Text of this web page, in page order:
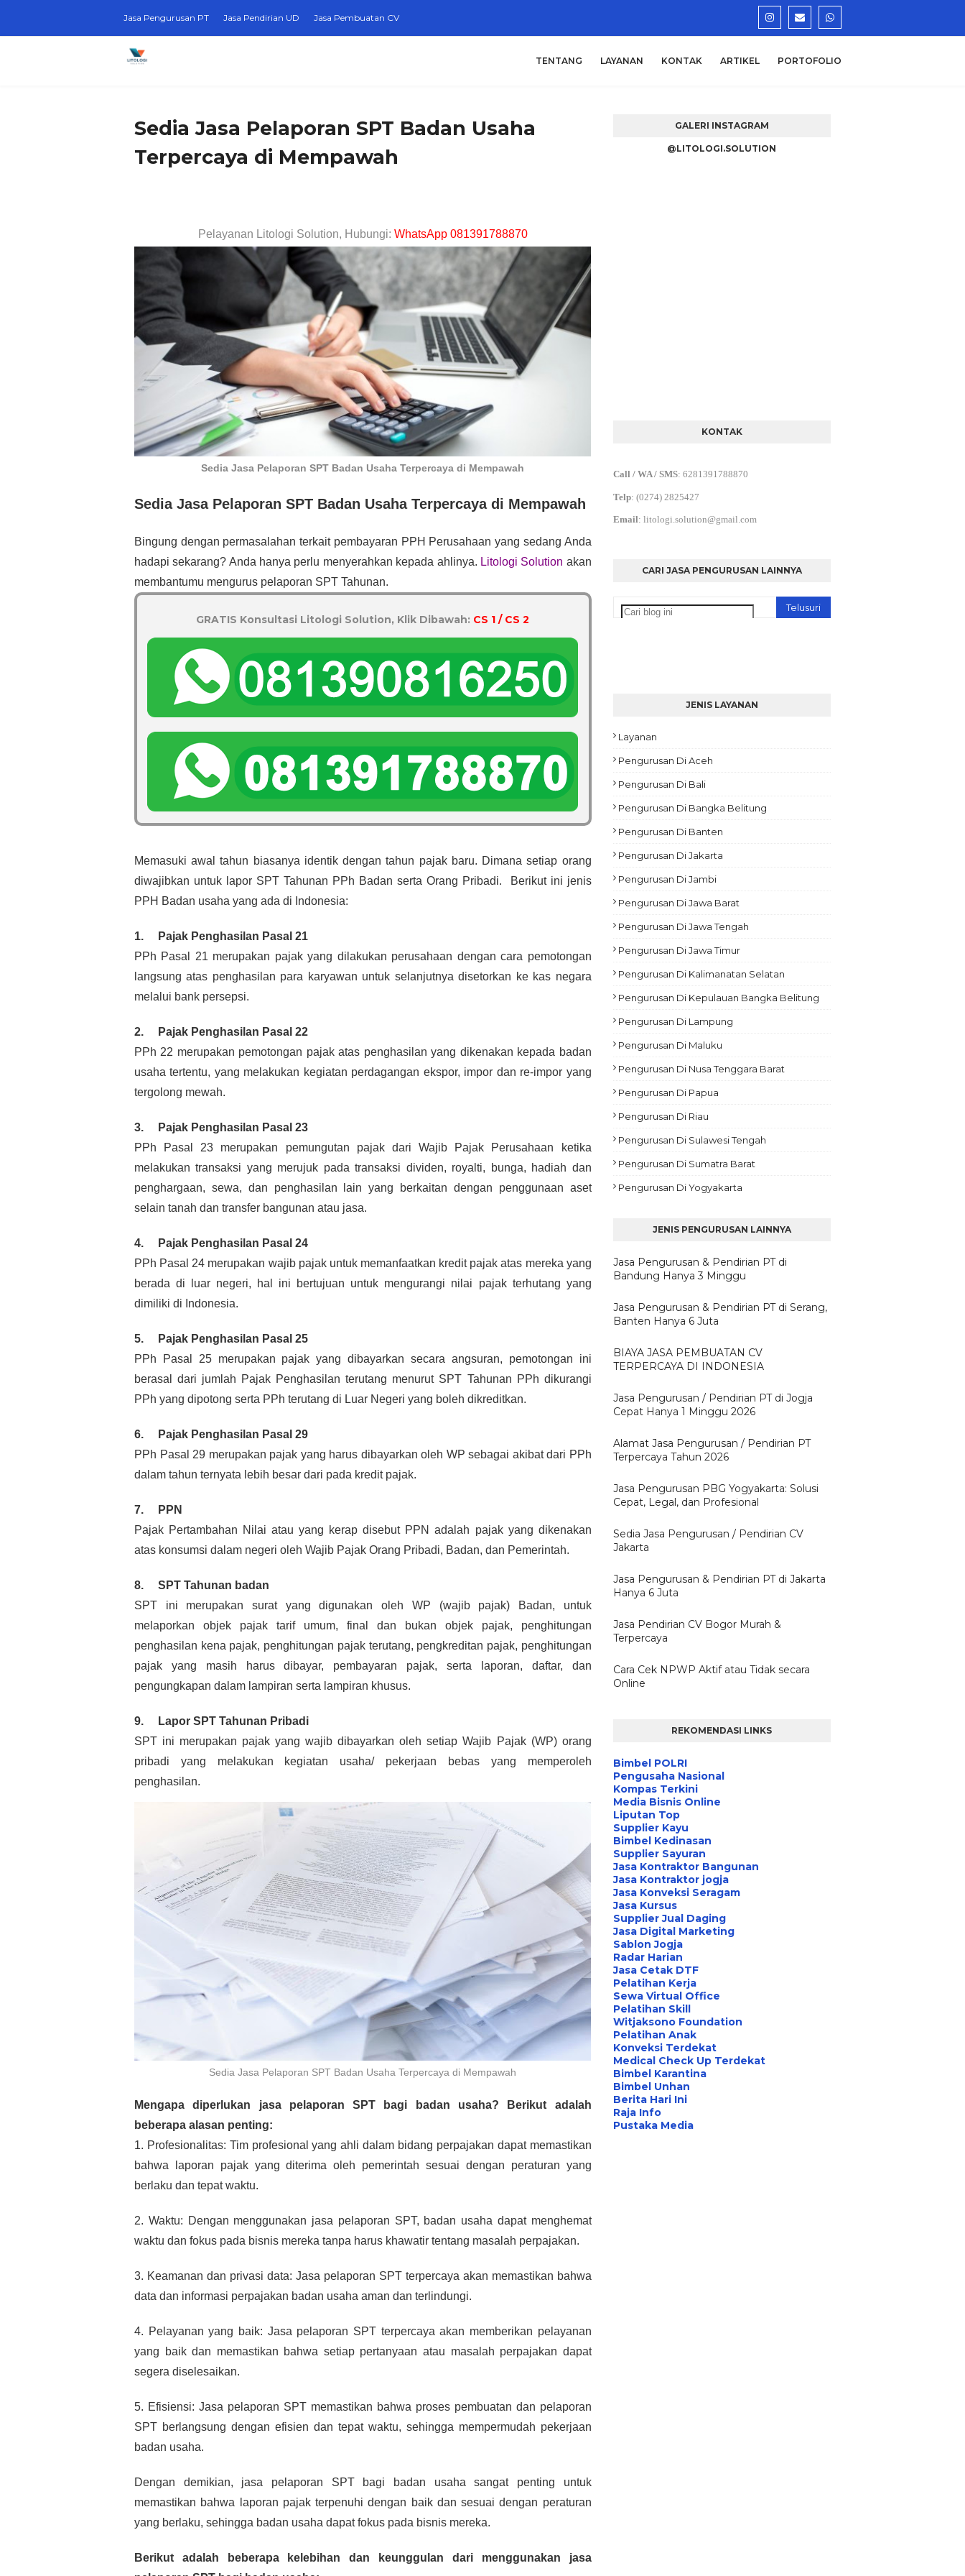
Jasa Pengurusan PT Jasa Pendirian UD Jasa Pembuatan CV
TENTANG LAYANAN KONTAK ARTIKEL PORTOFOLIO
Sedia Jasa Pelaporan SPT Badan Usaha
Terpercaya di Mempawah
Pelayanan Litologi Solution, Hubungi: WhatsApp 081391788870
Sedia Jasa Pelaporan SPT Badan Usaha Terpercaya di Mempawah
Sedia Jasa Pelaporan SPT Badan Usaha Terpercaya di Mempawah
Bingung dengan permasalahan terkait pembayaran PPH Perusahaan yang sedang Anda
hadapi sekarang? Anda hanya perlu menyerahkan kepada ahlinya. Litologi Solution akan
membantumu mengurus pelaporan SPT Tahunan.
GRATIS Konsultasi Litologi Solution, Klik Dibawah: CS 1 / CS 2
Memasuki awal tahun biasanya identik dengan tahun pajak baru. Dimana setiap orang
diwajibkan untuk lapor SPT Tahunan PPh Badan serta Orang Pribadi.  Berikut ini jenis
PPH Badan usaha yang ada di Indonesia:
1.     Pajak Penghasilan Pasal 21
PPh Pasal 21 merupakan pajak yang dilakukan perusahaan dengan cara pemotongan
langsung atas penghasilan para karyawan untuk selanjutnya disetorkan ke kas negara
melalui bank persepsi.
2.     Pajak Penghasilan Pasal 22
PPh 22 merupakan pemotongan pajak atas penghasilan yang dikenakan kepada badan
usaha tertentu, yang melakukan kegiatan perdagangan ekspor, impor dan re-impor yang
tergolong mewah.
3.     Pajak Penghasilan Pasal 23
PPh Pasal 23 merupakan pemungutan pajak dari Wajib Pajak Perusahaan ketika
melakukan transaksi yang merujuk pada transaksi dividen, royalti, bunga, hadiah dan
penghargaan, sewa, dan penghasilan lain yang berkaitan dengan penggunaan aset
selain tanah dan transfer bangunan atau jasa.
4.     Pajak Penghasilan Pasal 24
PPh Pasal 24 merupakan wajib pajak untuk memanfaatkan kredit pajak atas mereka yang
berada di luar negeri, hal ini bertujuan untuk mengurangi nilai pajak terhutang yang
dimiliki di Indonesia.
5.     Pajak Penghasilan Pasal 25
PPh Pasal 25 merupakan pajak yang dibayarkan secara angsuran, pemotongan ini
berasal dari jumlah Pajak Penghasilan terutang menurut SPT Tahunan PPh dikurangi
PPh yang dipotong serta PPh terutang di Luar Negeri yang boleh dikreditkan.
6.     Pajak Penghasilan Pasal 29
PPh Pasal 29 merupakan pajak yang harus dibayarkan oleh WP sebagai akibat dari PPh
dalam tahun ternyata lebih besar dari pada kredit pajak.
7.     PPN
Pajak Pertambahan Nilai atau yang kerap disebut PPN adalah pajak yang dikenakan
atas konsumsi dalam negeri oleh Wajib Pajak Orang Pribadi, Badan, dan Pemerintah.
8.     SPT Tahunan badan
SPT ini merupakan surat yang digunakan oleh WP (wajib pajak) Badan, untuk
melaporkan objek pajak tarif umum, final dan bukan objek pajak, penghitungan
penghasilan kena pajak, penghitungan pajak terutang, pengkreditan pajak, penghitungan
pajak yang masih harus dibayar, pembayaran pajak, serta laporan, daftar, dan
pengungkapan dalam lampiran serta lampiran khusus.
9.     Lapor SPT Tahunan Pribadi
SPT ini merupakan pajak yang wajib dibayarkan oleh setiap Wajib Pajak (WP) orang
pribadi yang melakukan kegiatan usaha/ pekerjaan bebas yang memperoleh
penghasilan.
Sedia Jasa Pelaporan SPT Badan Usaha Terpercaya di Mempawah
Mengapa diperlukan jasa pelaporan SPT bagi badan usaha? Berikut adalah
beberapa alasan penting:
1. Profesionalitas: Tim profesional yang ahli dalam bidang perpajakan dapat memastikan
bahwa laporan pajak yang diterima oleh pemerintah sesuai dengan peraturan yang
berlaku dan tepat waktu.
2. Waktu: Dengan menggunakan jasa pelaporan SPT, badan usaha dapat menghemat
waktu dan fokus pada bisnis mereka tanpa harus khawatir tentang masalah perpajakan.
3. Keamanan dan privasi data: Jasa pelaporan SPT terpercaya akan memastikan bahwa
data dan informasi perpajakan badan usaha aman dan terlindungi.
4. Pelayanan yang baik: Jasa pelaporan SPT terpercaya akan memberikan pelayanan
yang baik dan memastikan bahwa setiap pertanyaan atau masalah perpajakan dapat
segera diselesaikan.
5. Efisiensi: Jasa pelaporan SPT memastikan bahwa proses pembuatan dan pelaporan
SPT berlangsung dengan efisien dan tepat waktu, sehingga mempermudah pekerjaan
badan usaha.
Dengan demikian, jasa pelaporan SPT bagi badan usaha sangat penting untuk
memastikan bahwa laporan pajak terpenuhi dengan baik dan sesuai dengan peraturan
yang berlaku, sehingga badan usaha dapat fokus pada bisnis mereka.
Berikut adalah beberapa kelebihan dan keunggulan dari menggunakan jasa
GALERI INSTAGRAM
@LITOLOGI.SOLUTION
KONTAK
Call / WA / SMS: 6281391788870
Telp: (0274) 2825427
Email: litologi.solution@gmail.com
CARI JASA PENGURUSAN LAINNYA
JENIS LAYANAN
Layanan
Pengurusan Di Aceh
Pengurusan Di Bali
Pengurusan Di Bangka Belitung
Pengurusan Di Banten
Pengurusan Di Jakarta
Pengurusan Di Jambi
Pengurusan Di Jawa Barat
Pengurusan Di Jawa Tengah
Pengurusan Di Jawa Timur
Pengurusan Di Kalimanatan Selatan
Pengurusan Di Kepulauan Bangka Belitung
Pengurusan Di Lampung
Pengurusan Di Maluku
Pengurusan Di Nusa Tenggara Barat
Pengurusan Di Papua
Pengurusan Di Riau
Pengurusan Di Sulawesi Tengah
Pengurusan Di Sumatra Barat
Pengurusan Di Yogyakarta
JENIS PENGURUSAN LAINNYA
Jasa Pengurusan & Pendirian PT di
Bandung Hanya 3 Minggu
Jasa Pengurusan & Pendirian PT di Serang,
Banten Hanya 6 Juta
BIAYA JASA PEMBUATAN CV
TERPERCAYA DI INDONESIA
Jasa Pengurusan / Pendirian PT di Jogja
Cepat Hanya 1 Minggu 2026
Alamat Jasa Pengurusan / Pendirian PT
Terpercaya Tahun 2026
Jasa Pengurusan PBG Yogyakarta: Solusi
Cepat, Legal, dan Profesional
Sedia Jasa Pengurusan / Pendirian CV
Jakarta
Jasa Pengurusan & Pendirian PT di Jakarta
Hanya 6 Juta
Jasa Pendirian CV Bogor Murah &
Terpercaya
Cara Cek NPWP Aktif atau Tidak secara
Online
REKOMENDASI LINKS
Bimbel POLRI
Pengusaha Nasional
Kompas Terkini
Media Bisnis Online
Liputan Top
Supplier Kayu
Bimbel Kedinasan
Supplier Sayuran
Jasa Kontraktor Bangunan
Jasa Kontraktor jogja
Jasa Konveksi Seragam
Jasa Kursus
Supplier Jual Daging
Jasa Digital Marketing
Sablon Jogja
Radar Harian
Jasa Cetak DTF
Pelatihan Kerja
Sewa Virtual Office
Pelatihan Skill
Witjaksono Foundation
Pelatihan Anak
Konveksi Terdekat
Medical Check Up Terdekat
Bimbel Karantina
Bimbel Unhan
Berita Hari Ini
Raja Info
Pustaka Media